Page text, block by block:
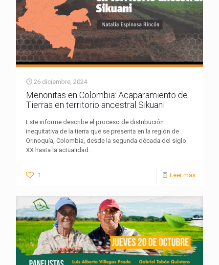
26 diciembre, 2024
Menonitas en Colombia: Acaparamiento de
Tierras en territorio ancestral Sikuani
Este informe describe el proceso de distribución
inequitativa de la tierra que se presenta en la región de
Orinoquía, Colombia, desde la segunda década del siglo
XX hasta la actualidad.
1 Leer más